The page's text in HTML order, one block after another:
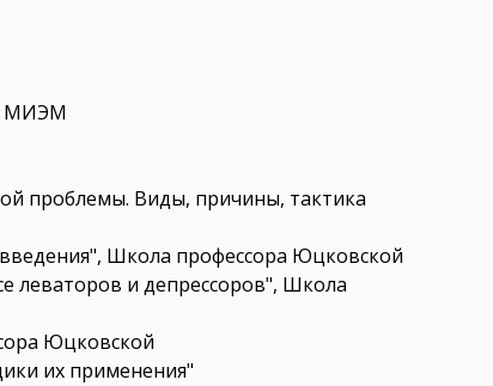
МИЭМ
проблемы. Виды, причины, тактика
Школа профессора Юцковской
леваторов и депрессоров", Школа
Юцковской
их применения"